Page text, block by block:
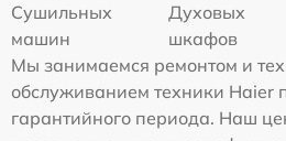
Сушильных
машин
Духовых
шкафов
Мы занимаемся ремонтом и
обслуживанием техники Haier
гарантийного периода. Наш